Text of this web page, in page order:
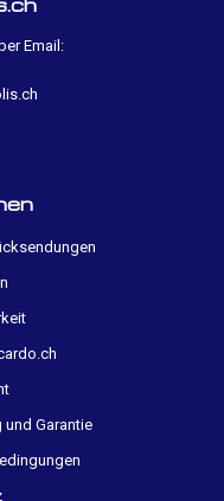
Email:
und Garantie